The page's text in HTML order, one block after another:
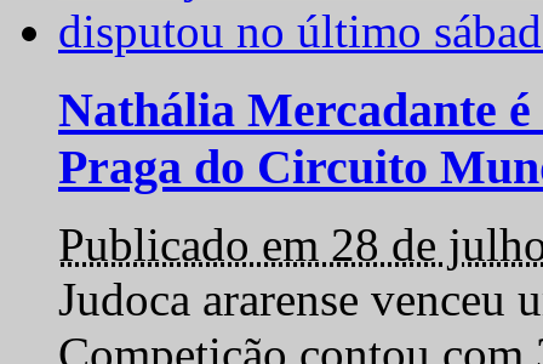
Nathália Mercadante
Praga do Circuito
Publicado em 28 de
Judoca ararense venceu